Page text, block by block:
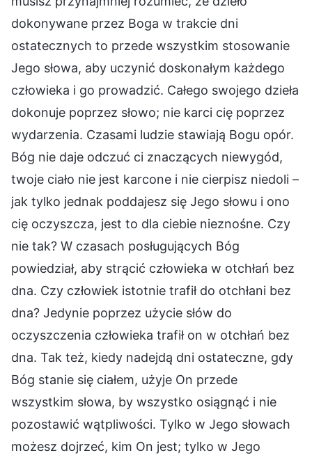
dokonywane przez Boga w trakcie dni
ostatecznych to przede wszystkim stosowanie
Jego słowa, aby uczynić doskonałym każdego
człowieka i go prowadzić. Całego swojego dzieła
dokonuje poprzez słowo; nie karci cię poprzez
wydarzenia. Czasami ludzie stawiają Bogu opór.
Bóg nie daje odczuć ci znaczących niewygód,
twoje ciało nie jest karcone i nie cierpisz niedoli –
jak tylko jednak poddajesz się Jego słowu i ono
cię oczyszcza, jest to dla ciebie nieznośne. Czy
nie tak? W czasach posługujących Bóg
powiedział, aby strącić człowieka w otchłań bez
dna. Czy człowiek istotnie trafił do otchłani bez
dna? Jedynie poprzez użycie słów do
oczyszczenia człowieka trafił on w otchłań bez
dna. Tak też, kiedy nadejdą dni ostateczne, gdy
Bóg stanie się ciałem, użyje On przede
wszystkim słowa, by wszystko osiągnąć i nie
pozostawić wątpliwości. Tylko w Jego słowach
możesz dojrzeć, kim On jest; tylko w Jego